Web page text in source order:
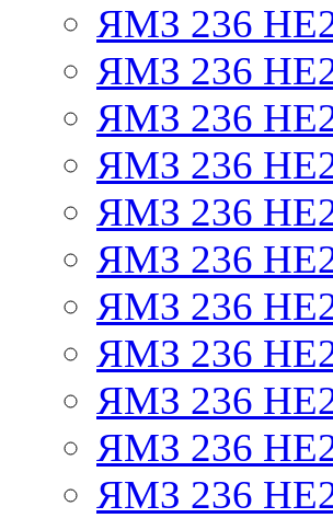
ЯМЗ 236 НЕ2
ЯМЗ 236
ЯМЗ 236 НЕ2
ЯМЗ 236 НЕ2
ЯМЗ 236 НЕ2
ЯМЗ 236
ЯМЗ 236 НЕ2
ЯМЗ 236
ЯМЗ 236 НЕ2
ЯМЗ 236 НЕ2
ЯМЗ 236 НЕ2